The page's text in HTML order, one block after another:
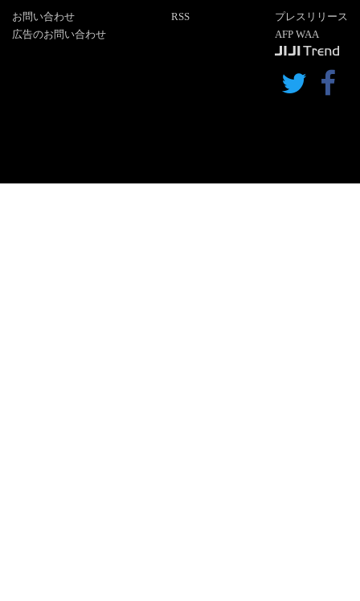
お問い合わせ
広告のお問い合わせ
RSS
プレスリリース
AFP WAA